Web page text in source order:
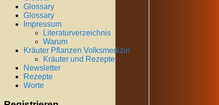
Glossary
Glossary
Impressum
Literaturverzeichnis
Warum
Kräuter Pflanzen Volksmedizin
Kräuter und Rezepte
Newsletter
Rezepte
Worte